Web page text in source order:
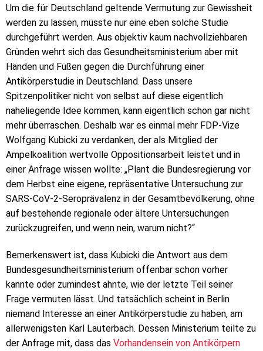
Um die für Deutschland geltende Vermutung zur Gewissheit
werden zu lassen, müsste nur eine eben solche Studie
durchgeführt werden. Aus objektiv kaum nachvollziehbaren
Gründen wehrt sich das Gesundheitsministerium aber mit
Händen und Füßen gegen die Durchführung einer
Antikörperstudie in Deutschland. Dass unsere
Spitzenpolitiker nicht von selbst auf diese eigentlich
naheliegende Idee kommen, kann eigentlich schon gar nicht
mehr überraschen. Deshalb war es einmal mehr FDP-Vize
Wolfgang Kubicki zu verdanken, der als Mitglied der
Ampelkoalition wertvolle Oppositionsarbeit leistet und in
einer Anfrage wissen wollte: „Plant die Bundesregierung vor
dem Herbst eine eigene, repräsentative Untersuchung zur
SARS-CoV-2-Seroprävalenz in der Gesamtbevölkerung, ohne
auf bestehende regionale oder ältere Untersuchungen
zurückzugreifen, und wenn nein, warum nicht?“
Bemerkenswert ist, dass Kubicki die Antwort aus dem
Bundesgesundheitsministerium offenbar schon vorher
kannte oder zumindest ahnte, wie der letzte Teil seiner
Frage vermuten lässt. Und tatsächlich scheint in Berlin
niemand Interesse an einer Antikörperstudie zu haben, am
allerwenigsten Karl Lauterbach. Dessen Ministerium teilte zu
der Anfrage mit, dass das Vorhandensein von Antikörpern